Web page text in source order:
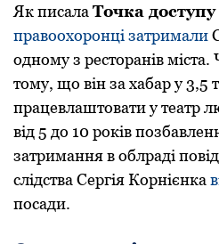
Як писала Точка доступу
правоохоронці затримали
одному з ресторанів
тому, що він за хабаp у 3,5
пpацевлаштовати у театp
від 5 до 10 років
затримання в облраді
слідства Сергія Корнієнка
посади.